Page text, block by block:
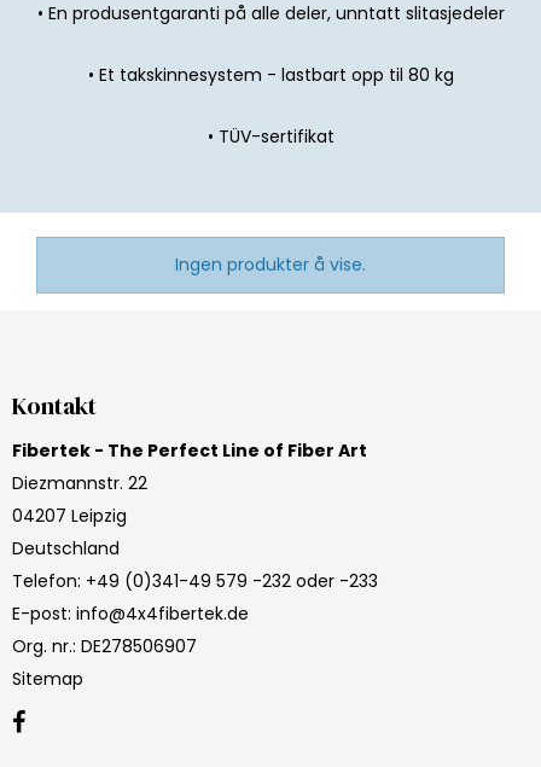
• En produsentgaranti på alle deler, unntatt slitasjedeler
• Et takskinnesystem - lastbart opp til 80 kg
• TÜV-sertifikat
Ingen produkter å vise.
Kontakt
Fibertek - The Perfect Line of Fiber Art
Diezmannstr. 22
04207 Leipzig
Deutschland
Telefon: +49 (0)341-49 579 -232 oder -233
E-post: info@4x4fibertek.de
Org. nr.: DE278506907
Sitemap